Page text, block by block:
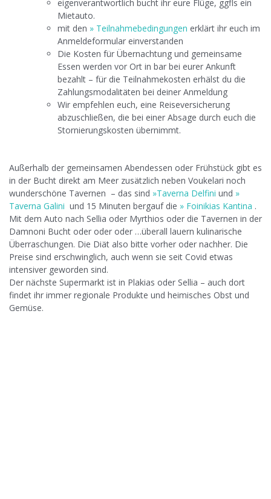
eigenverantwortlich bucht ihr eure Flüge, ggfls ein
Mietauto.
mit den » Teilnahmebedingungen erklärt ihr euch im
Anmeldeformular einverstanden
Die Kosten für Übernachtung und gemeinsame
Essen werden vor Ort in bar bei eurer Ankunft
bezahlt – für die Teilnahmekosten erhälst du die
Zahlungsmodalitäten bei deiner Anmeldung
Wir empfehlen euch, eine Reiseversicherung
abzuschließen, die bei einer Absage durch euch die
Stornierungskosten übernimmt.
Außerhalb der gemeinsamen Abendessen oder Frühstück gibt es
in der Bucht direkt am Meer zusätzlich neben Voukelari noch
wunderschöne Tavernen – das sind »Taverna Delfini und »
Taverna Galini und 15 Minuten bergauf die » Foinikias Kantina .
Mit dem Auto nach Sellia oder Myrthios oder die Tavernen in der
Damnoni Bucht oder oder oder …überall lauern kulinarische
Überraschungen. Die Diät also bitte vorher oder nachher. Die
Preise sind erschwinglich, auch wenn sie seit Covid etwas
intensiver geworden sind.
Der nächste Supermarkt ist in Plakias oder Sellia – auch dort
findet ihr immer regionale Produkte und heimisches Obst und
Gemüse.